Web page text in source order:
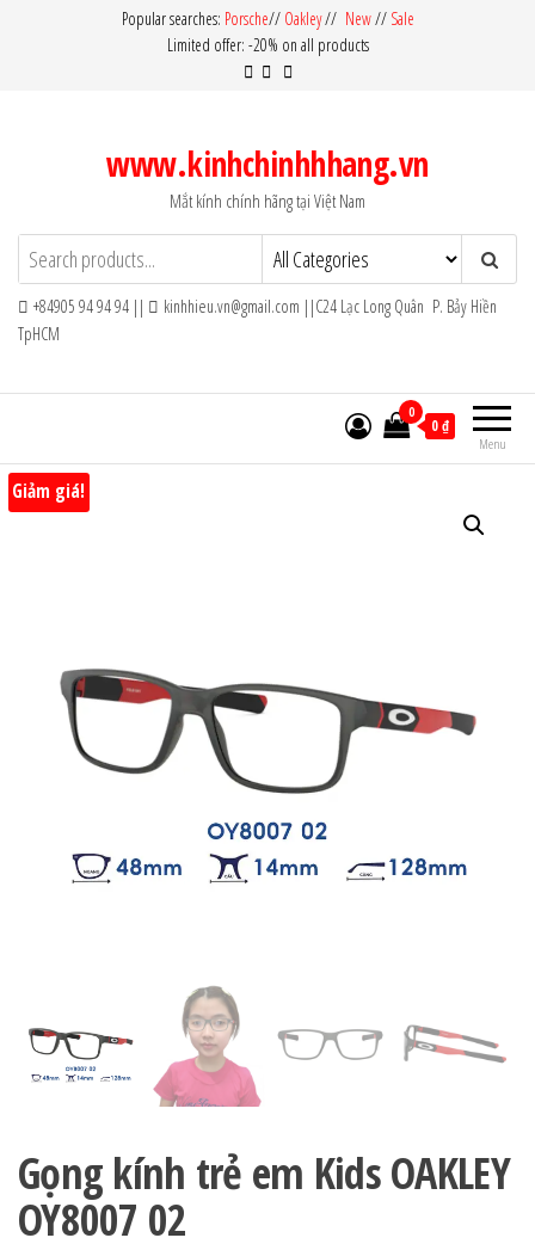
Popular searches: Porsche// Oakley// New// Sale
Limited offer: -20% on all products
www.kinhchinhhhang.vn
Mắt kính chính hãng tại Việt Nam
+84905 94 94 94 ||
kinhhieu.vn@gmail.com ||C24 Lạc Long Quân P. Bảy Hiền
TpHCM
Menu
0
0 ₫
Giảm giá!
Gọng kính trẻ em Kids OAKLEY
OY8007 02